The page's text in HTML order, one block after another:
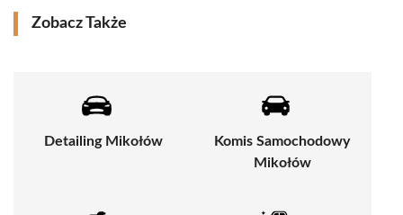
Zobacz Także
Detailing Mikołów
Komis Samochodowy
Mikołów